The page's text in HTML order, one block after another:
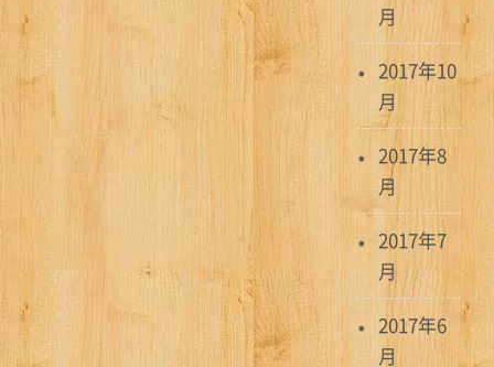
月
2017年10
月
2017年8
月
2017年7
月
2017年6
月